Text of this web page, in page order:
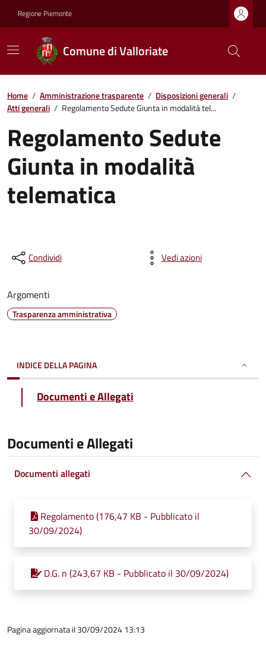
Regione Piemonte
Comune di Valloriate
Home / Amministrazione trasparente / Disposizioni generali /
Atti generali / Regolamento Sedute Giunta in modalità tel...
Regolamento Sedute
Giunta in modalità
telematica
Condividi Vedi azioni
Argomenti
Trasparenza amministrativa
INDICE DELLA PAGINA
Documenti e Allegati
Documenti e Allegati
Documenti allegati
Regolamento (176,47 KB - Pubblicato il
30/09/2024)
D.G. n (243,67 KB - Pubblicato il 30/09/2024)
Pagina aggiornata il 30/09/2024 13:13